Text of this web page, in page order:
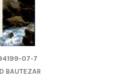
07-7
BAUTEZAR